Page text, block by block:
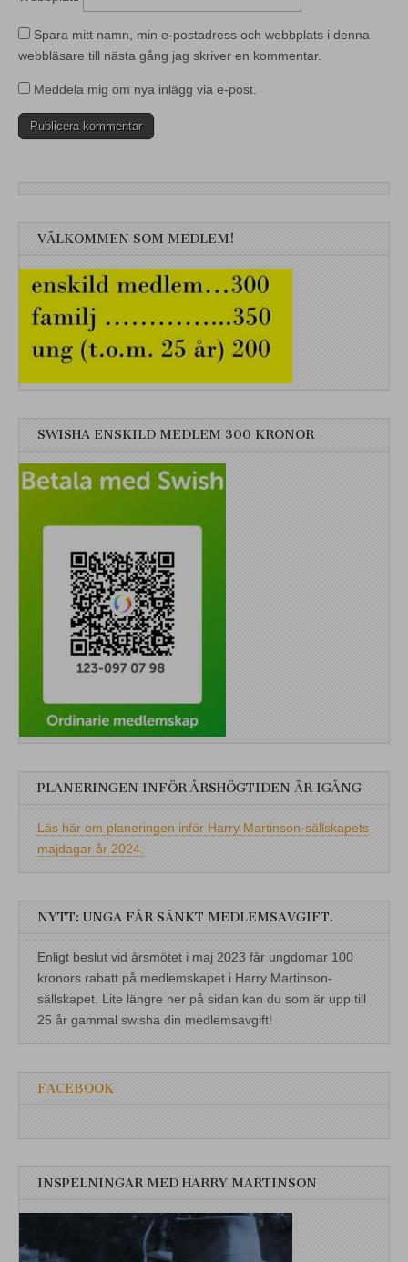
Spara mitt namn, min e-postadress och webbplats i denna
webbläsare till nästa gång jag skriver en kommentar.
Meddela mig om nya inlägg via e-post.
VÄLKOMMEN SOM MEDLEM!
SWISHA ENSKILD MEDLEM 300 KRONOR
PLANERINGEN INFÖR ÅRSHÖGTIDEN ÄR IGÅNG
Läs här om planeringen inför Harry Martinson-sällskapets
majdagar år 2024.
NYTT: UNGA FÅR SÄNKT MEDLEMSAVGIFT.
Enligt beslut vid årsmötet i maj 2023 får ungdomar 100
kronors rabatt på medlemskapet i Harry Martinson-
sällskapet. Lite längre ner på sidan kan du som är upp till
25 år gammal swisha din medlemsavgift!
FACEBOOK
INSPELNINGAR MED HARRY MARTINSON